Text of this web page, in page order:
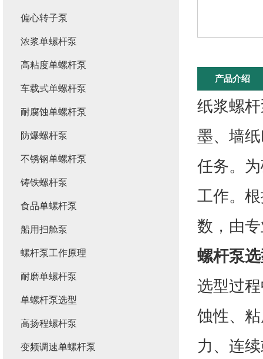
产品介绍
纸浆螺
墨、墙
任务。
工作。
数，由
螺杆泵
选型过
蚀性、
力、连
偏心转子泵
浓浆单螺杆泵
高粘度单螺杆泵
车载式单螺杆泵
耐腐蚀单螺杆泵
防爆螺杆泵
不锈钢单螺杆泵
铸铁螺杆泵
食品单螺杆泵
船用扫舱泵
螺杆泵工作原理
耐磨单螺杆泵
单螺杆泵选型
高扬程螺杆泵
变频调速单螺杆泵